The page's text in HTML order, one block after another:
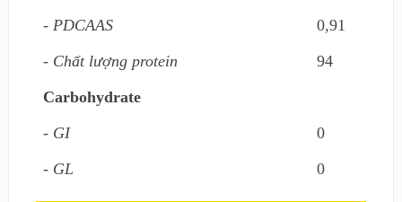
- PDCAAS
0,91
- Chất lượng protein
94
Carbohydrate
- GI
0
- GL
0